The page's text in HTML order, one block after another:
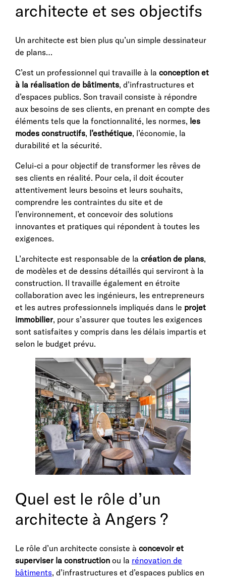
architecte et ses objectifs
Un architecte est bien plus qu’un simple dessinateur
de plans…
C’est un professionnel qui travaille à la conception et
à la réalisation de bâtiments, d’infrastructures et
d’espaces publics. Son travail consiste à répondre
aux besoins de ses clients, en prenant en compte des
éléments tels que la fonctionnalité, les normes, les
modes constructifs, l’esthétique, l’économie, la
durabilité et la sécurité.
Celui-ci a pour objectif de transformer les rêves de
ses clients en réalité. Pour cela, il doit écouter
attentivement leurs besoins et leurs souhaits,
comprendre les contraintes du site et de
l’environnement, et concevoir des solutions
innovantes et pratiques qui répondent à toutes les
exigences.
L’architecte est responsable de la création de plans,
de modèles et de dessins détaillés qui serviront à la
construction. Il travaille également en étroite
collaboration avec les ingénieurs, les entrepreneurs
et les autres professionnels impliqués dans le projet
immobilier, pour s’assurer que toutes les exigences
sont satisfaites y compris dans les délais impartis et
selon le budget prévu.
Quel est le rôle d’un
architecte à Angers ?
Le rôle d’un architecte consiste à concevoir et
superviser la construction ou la rénovation de
bâtiments, d’infrastructures et d’espaces publics en